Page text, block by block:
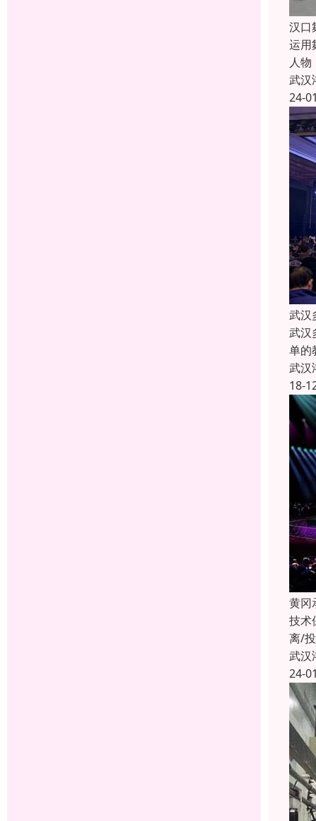
汉口
运用
人
武汉
24-
武汉
武汉
单的
武汉
18-
黄冈
技术
离/
武汉
24-